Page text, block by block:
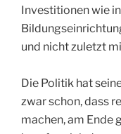
Investitionen wie
und nicht zuletzt
Die Politik hat
zwar schon, dass
machen, am Ende